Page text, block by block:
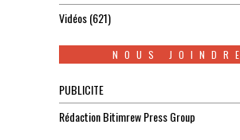
Vidéos(621)
NOUS JOINDRE
PUBLICITE
Rédaction Bitimrew Press Group